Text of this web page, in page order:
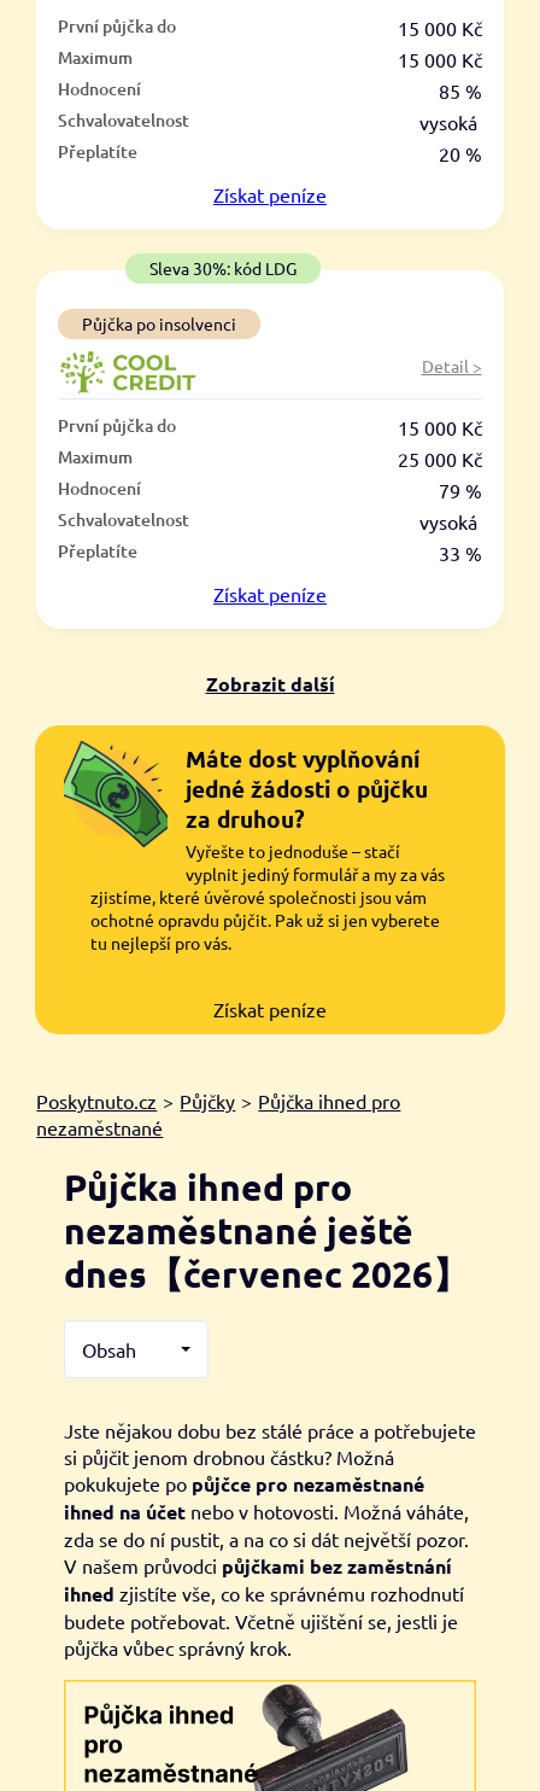
Po insolvenci
ano
ne
První půjčka do 15 000 Kč
Maximum 15 000 Kč
Hodnocení 85 %
Schvalovatelnost vysoká
Přeplatíte
20 %
Získat peníze
Sleva 30%: kód LDG
Půjčka po insolvenci
Detail >
První půjčka do 15 000 Kč
Maximum 25 000 Kč
Hodnocení 79 %
Schvalovatelnost vysoká
Přeplatíte
33 %
Získat peníze
Zobrazit další
Máte dost vyplňování
jedné žádosti o půjčku
za druhou?
Vyřešte to jednoduše – stačí
vyplnit jediný formulář a my za vás
zjistíme, které úvěrové společnosti jsou vám
ochotné opravdu půjčit. Pak už si jen vyberete
tu nejlepší pro vás.
Získat peníze
Poskytnuto.cz > Půjčky > Půjčka ihned pro
nezaměstnané
Půjčka ihned pro
nezaměstnané ještě
dnes【červenec 2026】
Obsah
Jste nějakou dobu bez stálé práce a potřebujete
si půjčit jenom drobnou částku? Možná
pokukujete po půjčce pro nezaměstnané
ihned na účet nebo v hotovosti. Možná váháte,
zda se do ní pustit, a na co si dát největší pozor.
V našem průvodci půjčkami bez zaměstnání
ihned zjistíte vše, co ke správnému rozhodnutí
budete potřebovat. Včetně ujištění se, jestli je
půjčka vůbec správný krok.